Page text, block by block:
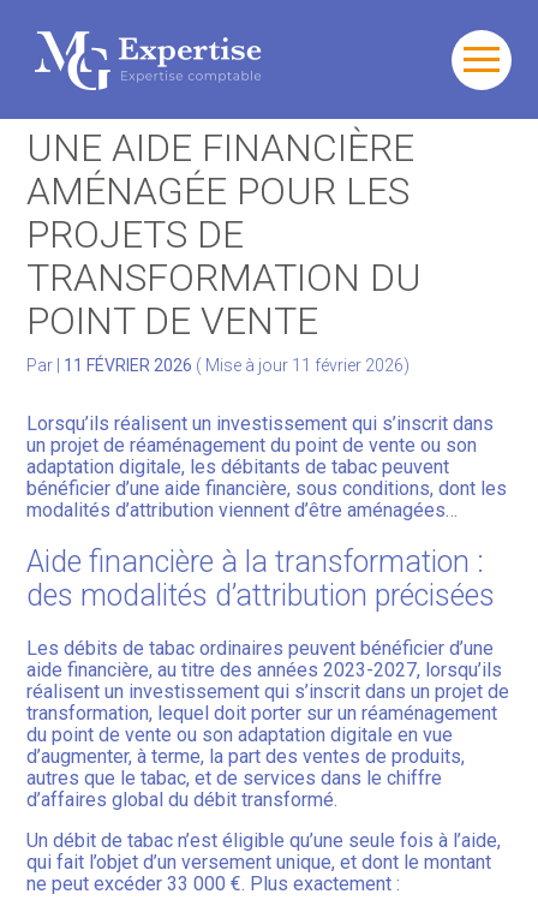
Aller
Gérer votre quotidien
Gérer votre patrimoine
Facturation Électronique
DÉBITANTS DE TABAC :
UNE AIDE FINANCIÈRE
AMÉNAGÉE POUR LES
PROJETS DE
TRANSFORMATION DU
POINT DE VENTE
Par 11 FÉVRIER 2026 ( Mise à jour 11 février 2026)
Lorsqu’ils réalisent un investissement qui s’inscrit dans
un projet de réaménagement du point de vente ou son
adaptation digitale, les débitants de tabac peuvent
bénéficier d’une aide financière, sous conditions, dont les
modalités d’attribution viennent d’être aménagées…
Aide financière à la transformation :
des modalités d’attribution précisées
Les débits de tabac ordinaires peuvent bénéficier d’une
aide financière, au titre des années 2023-2027, lorsqu’ils
réalisent un investissement qui s’inscrit dans un projet de
transformation, lequel doit porter sur un réaménagement
du point de vente ou son adaptation digitale en vue
d’augmenter, à terme, la part des ventes de produits,
autres que le tabac, et de services dans le chiffre
d’affaires global du débit transformé.
Un débit de tabac n’est éligible qu’une seule fois à l’aide,
qui fait l’objet d’un versement unique, et dont le montant
ne peut excéder 33 000 €. Plus exactement :